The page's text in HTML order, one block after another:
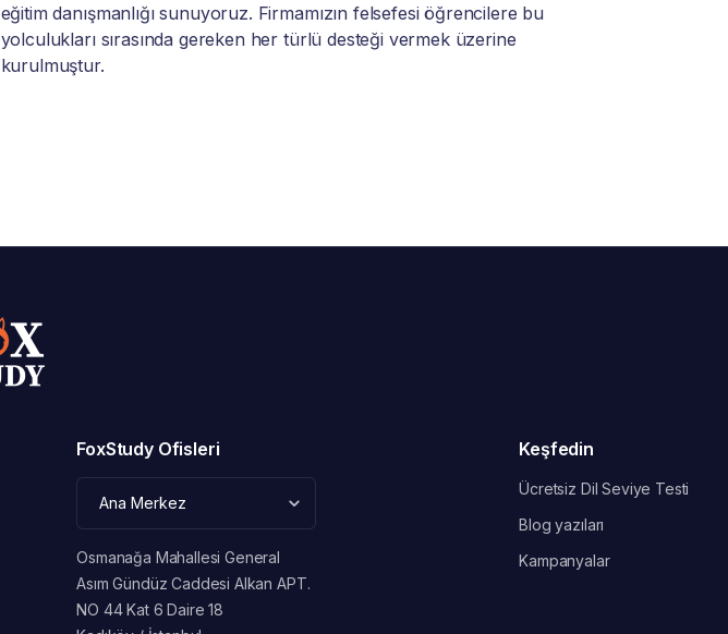
eğitim danışmanlığı sunuyoruz. Firmamızın felsefesi öğrencilere bu
yolculukları sırasında gereken her türlü desteği vermek üzerine
kurulmuştur.
FoxStudy Ofisleri
Osmanağa Mahallesi General
Asım Gündüz Caddesi Alkan APT.
NO 44 Kat 6 Daire 18
Keşfedin
Ücretsiz Dil Seviye Testi
Blog yazıları
Kampanyalar